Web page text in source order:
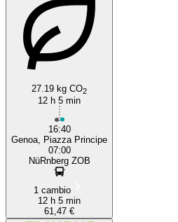
27.19 kg CO2
12 h 5 min
16:40
Genoa, Piazza Principe
07:00
NüRnberg ZOB
1 cambio
12 h 5 min
61,47 €